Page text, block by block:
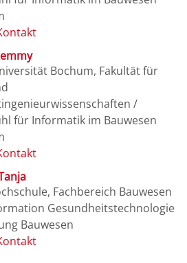
Bochum, Fakultät für
/
für Informatik im Bauwesen
Fachbereich Bauwesen
Gesundheitstechnologie
Bauwesen